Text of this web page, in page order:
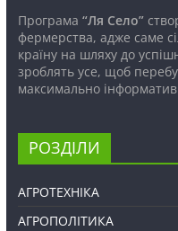
Програма “Ля Село”
фермерства, адже саме
країну на шляху до
зроблять усе, щоб
максимально
РОЗДІЛИ
АГРОТЕХНІКА
АГРОПОЛІТИКА